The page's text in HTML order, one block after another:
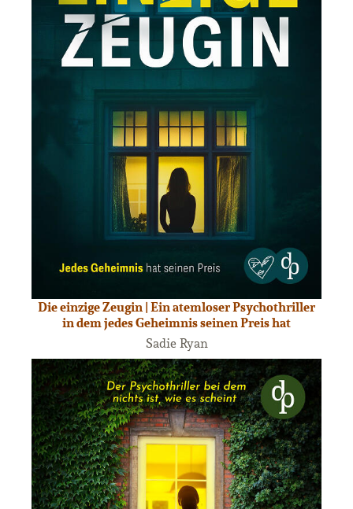
Die einzige Zeugin | Ein atemloser Psychothriller
in dem jedes Geheimnis seinen Preis hat
Sadie Ryan